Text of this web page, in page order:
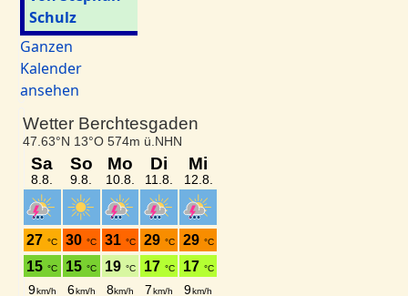
Schulz
Ganzen
Kalender
ansehen